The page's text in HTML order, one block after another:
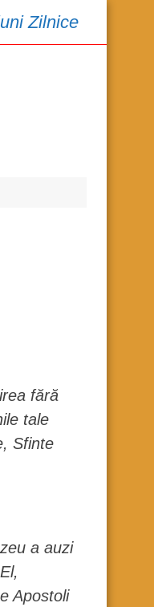
Zilnice
fără
tale
Sfinte
a auzi
Apostoli